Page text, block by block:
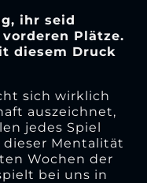
ihr seid
Plätze.
diesem Druck
sich wirklich
auszeichnet,
jedes Spiel
Mentalität
Wochen der
bei uns in